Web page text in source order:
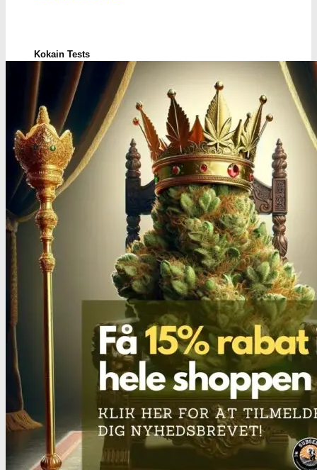
Kokain Tests
Kokain renhedhedstest
Crack renhedhedstest
Kokain blandingsmiddel test
MDMA
MDMA renhedstest
Ecstasy
Ecstasy renhedstest
Heroin
Heroin renhedstest
Badesalte
Badesalte renhedstest
LSD renhedstest
Benzodiazepiner